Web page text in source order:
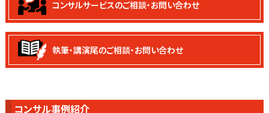
コンサルサービスのご相談・お問い合わせ
執筆・講演尾のご相談・お問い合わせ
コンサル事例紹介